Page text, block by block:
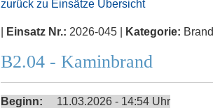
zurück zu Einsätze Übersicht
Einsatz Nr.: 2026-045 | Kategorie: Brand |
B2.04 - Kaminbrand
Beginn:
11.03.2026 - 14:54 Uhr